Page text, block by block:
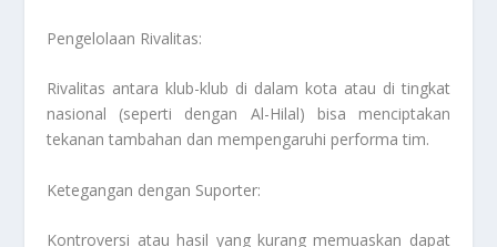
Pengelolaan Rivalitas:
Rivalitas antara klub-klub di dalam kota atau di tingkat
nasional (seperti dengan Al-Hilal) bisa menciptakan
tekanan tambahan dan mempengaruhi performa tim.
Ketegangan dengan Suporter:
Kontroversi atau hasil yang kurang memuaskan dapat